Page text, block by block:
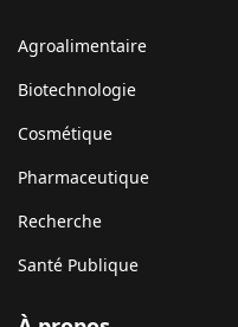
Agroalimentaire
Biotechnologie
Cosmétique
Pharmaceutique
Recherche
Santé Publique